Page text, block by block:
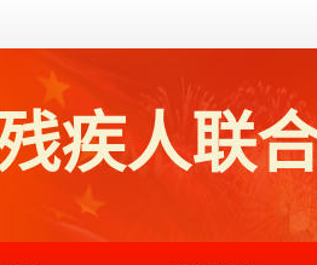
疾人联